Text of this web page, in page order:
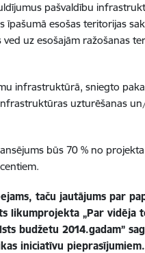
pašvaldību
esošas teritorijas
uz esošajām ražošanas
infrastruktūrā, sniegto
uzturēšanas
būs 70 % no
taču jautājums par
likumprojekta „Par vidēja
budžetu 2014.gadam”
iniciatīvu pieprasījumiem.